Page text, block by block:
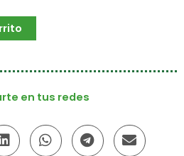
en tus redes